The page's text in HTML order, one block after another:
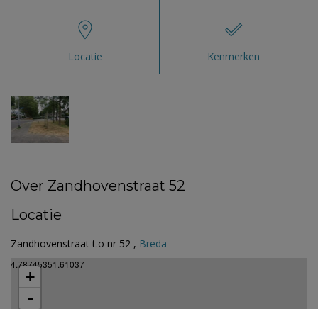
Locatie Kenmerken
Over Zandhovenstraat 52
Locatie
Zandhovenstraat t.o nr 52 , Breda
4.78745351.61037
+
-